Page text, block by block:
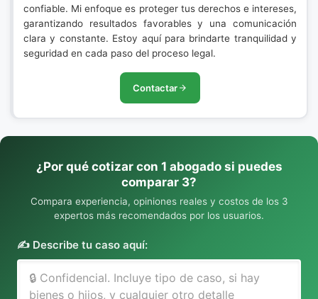
confiable. Mi enfoque es proteger tus derechos e intereses,
garantizando resultados favorables y una comunicación
clara y constante. Estoy aquí para brindarte tranquilidad y
seguridad en cada paso del proceso legal.
Contactar
¿Por qué cotizar con 1 abogado si puedes
comparar 3?
Compara experiencia, opiniones reales y costos de los 3
expertos más recomendados por los usuarios.
✍️ Describe tu caso aquí: